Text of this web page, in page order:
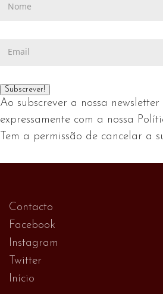
Ao subscrever a nossa newsletter
expressamente com a nossa
Tem a permissão de cancelar a
Contacto
Facebook
Instagram
Twitter
Início